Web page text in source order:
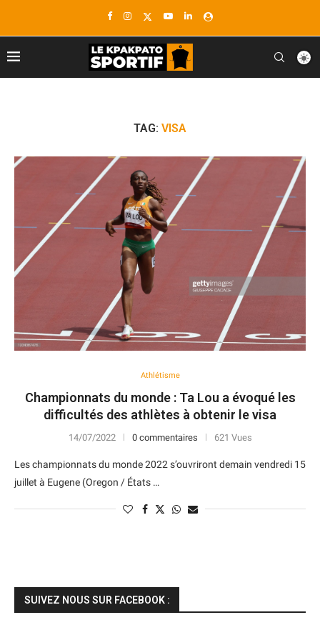
TAG: VISA
Athlétisme
Championnats du monde : Ta Lou a évoqué les
difficultés des athlètes à obtenir le visa
14/07/2022 0 commentaires 621 Vues
Les championnats du monde 2022 s’ouvriront demain vendredi 15
juillet à Eugene (Oregon / États …
SUIVEZ NOUS SUR FACEBOOK :